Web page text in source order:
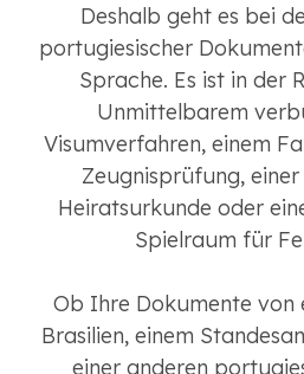
Deshalb geht es bei
portugiesischer
Sprache. Es ist in der
Unmittelbarem
Visumverfahren, einem
Zeugnisprüfung,
Heiratsurkunde oder
Spielraum für
Ob Ihre Dokumente von
Brasilien, einem
einer anderen